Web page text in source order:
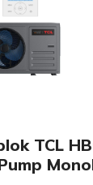
TCL